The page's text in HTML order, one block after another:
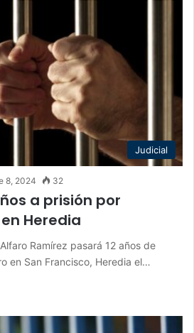
Judicial
8, 2024 32
a prisión por
Heredia
Ramírez pasará 12 años de
en San Francisco, Heredia el…